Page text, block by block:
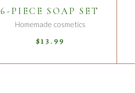
6-PIECE SOAP SET
Homemade cosmetics
$13.99